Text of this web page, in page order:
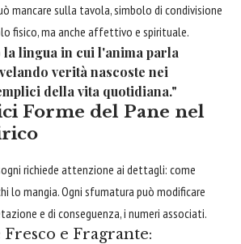
mancare sulla tavola, simbolo di condivisione
fisico, ma anche affettivo e spirituale.
lingua in cui l'anima parla
verità nascoste nei
della vita quotidiana."
Forme del Pane nel
richiede attenzione ai dettagli: come
lo mangia. Ogni sfumatura può modificare
e di conseguenza, i numeri associati.
Fresco e Fragrante: